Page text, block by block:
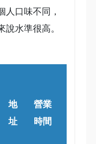
人口味不同，
水準很高。
地
址
營業
時間